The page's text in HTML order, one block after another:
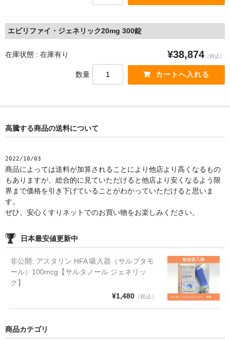
エビリファイ・ジェネリック20mg 300錠
在庫状態 : 在庫有り ¥38,874 （税込）
数量
高騰する商品の送料について
2022/10/03
商品によっては送料が加算されることにより他店より高くなるもの
もありますが、総合的に見ていただけると他店より安くなるよう限
界まで価格を引き下げていることがわかっていただけると思いま
す。
ぜひ、安心くすりネットでのお買い物をお楽しみください。
日本最安値更新中
非公開: アスタリン HFA 吸入器（サルブタモ
ール）100mcg【サルタノール ジェネリッ
ク】
¥1,480（税込）
商品カテゴリ